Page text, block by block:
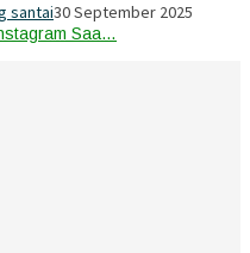
santai30 September 2025
Saa…